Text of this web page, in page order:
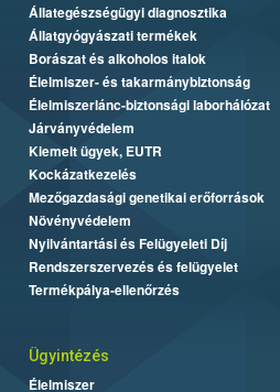
Állategészségügyi diagnosztika
Állatgyógyászati termékek
Borászat és alkoholos italok
Élelmiszer- és takarmánybiztonság
Élelmiszerlánc-biztonsági laborhálózat
Járványvédelem
Kiemelt ügyek, EUTR
Kockázatkezelés
Mezőgazdasági genetikai erőforrások
Növényvédelem
Nyilvántartási és Felügyeleti Díj
Rendszerszervezés és felügyelet
Termékpálya-ellenőrzés
Ügyintézés
Élelmiszer